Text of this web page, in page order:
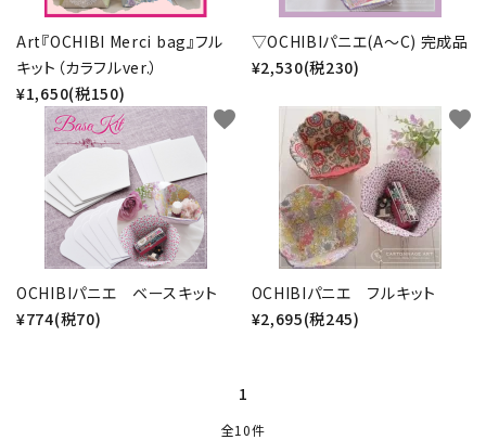
Art『OCHIBI Merci bag』フル
キット（カラフルver.）
¥1,650(税150)
▽OCHIBIパニエ(A～C) 完成品
¥2,530(税230)
OCHIBIパニエ ベースキット
¥774(税70)
favorite
OCHIBIパニエ フルキット
¥2,695(税245)
favorite
1
全10件